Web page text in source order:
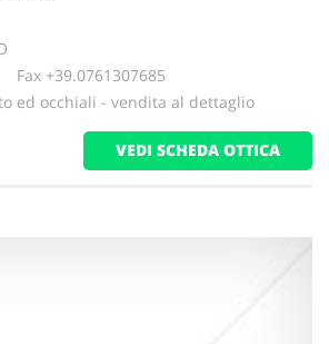
Fax +39.0761307685
ed occhiali - vendita al dettaglio
VEDI SCHEDA OTTICA